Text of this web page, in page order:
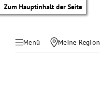
Zum Hauptinhalt der Seite
Menü Meine Region